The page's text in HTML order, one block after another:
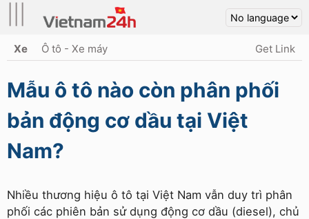
Xe Ô tô - Xe máy Get Link
Mẫu ô tô nào còn phân phối
bản động cơ dầu tại Việt
Nam?
Nhiều thương hiệu ô tô tại Việt Nam vẫn duy trì phân
phối các phiên bản sử dụng động cơ dầu (diesel), chủ